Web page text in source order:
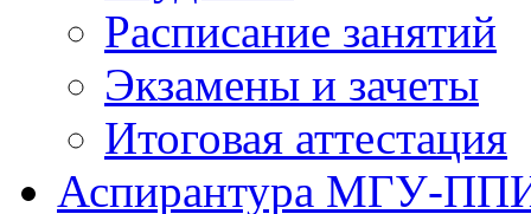
Расписание занятий
Экзамены и зачеты
Итоговая аттестация
Аспирантура МГУ-